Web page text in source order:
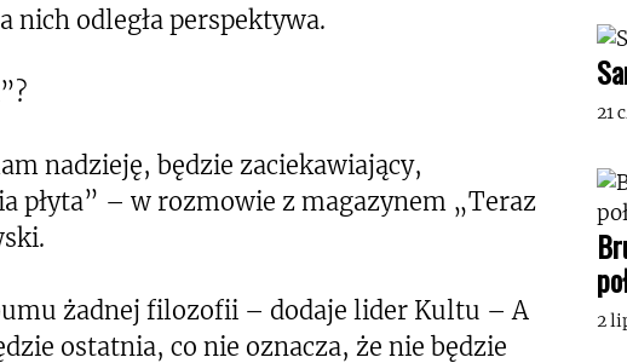
nich odległa perspektywa.
nadzieję, będzie zaciekawiający,
płyta” – w rozmowie z magazynem „Teraz
żadnej filozofii – dodaje lider Kultu – A
ostatnia, co nie oznacza, że nie będzie
21
2